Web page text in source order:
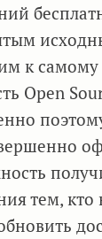
к самому
Open
тем, кто